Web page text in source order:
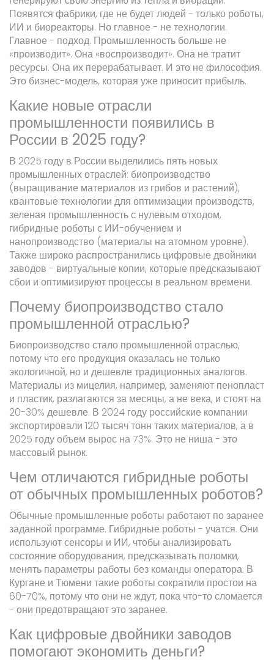
Появятся фабрики, где не будет людей - только роботы,
ИИ и биореакторы. Но главное - не технологии.
Главное - подход. Промышленность больше не
«производит». Она «воспроизводит». Она не тратит
ресурсы. Она их перерабатывает. И это не философия.
Это бизнес-модель, которая уже приносит прибыль.
Какие новые отрасли
промышленности появились в
России в 2025 году?
В 2025 году в России выделились пять новых
промышленных отраслей: биопроизводство
(выращивание материалов из грибов и растений),
квантовые технологии для оптимизации производств,
зеленая промышленность с нулевым отходом,
гибридные роботы с ИИ-обучением и
нанопроизводство (материалы на атомном уровне).
Также широко распространились цифровые двойники
заводов - виртуальные копии, которые предсказывают
сбои и оптимизируют процессы в реальном времени.
Почему биопроизводство стало
промышленной отраслью?
Биопроизводство стало промышленной отраслью,
потому что его продукция оказалась не только
экологичной, но и дешевле традиционных аналогов.
Материалы из мицелия, например, заменяют пенопласт
и пластик, разлагаются за месяцы, а не века, и стоят на
20-30% дешевле. В 2024 году российские компании
экспортировали 120 тысяч тонн таких материалов, а в
2025 году объем вырос на 73%. Это не ниша - это
массовый рынок.
Чем отличаются гибридные роботы
от обычных промышленных роботов?
Обычные промышленные роботы работают по заранее
заданной программе. Гибридные роботы - учатся. Они
используют сенсоры и ИИ, чтобы анализировать
состояние оборудования, предсказывать поломки,
менять параметры работы без команды оператора. В
Кургане и Тюмени такие роботы сократили простои на
60-70%, потому что они не ждут, пока что-то сломается
- они предотвращают это заранее.
Как цифровые двойники заводов
помогают экономить деньги?